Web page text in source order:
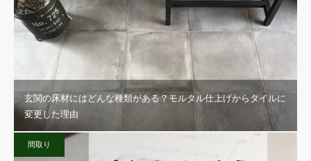
玄関の床材にはどんな種類がある？モルタル仕上げからタイルに
変更した理由
間取り